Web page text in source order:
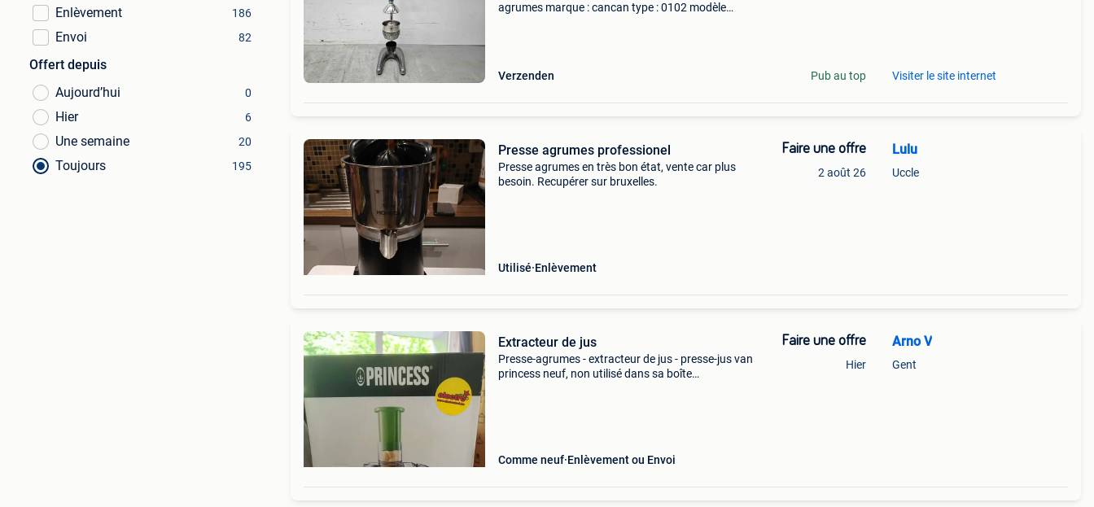
Enlèvement
186
Envoi 82
Offert depuis
Aujourd’hui
0
Hier 6
Une semaine 20
Toujours 195
agrumes marque : cancan type : 0102 modèle
Verzenden
Pub au top Visiter le site internet
Presse agrumes professionel
Presse agrumes en très bon état, vente car plus
besoin. Recupérer sur bruxelles.
Utilisé Enlèvement
Faire une offre
2 août 26
Lulu
Uccle
Extracteur de jus
Presse-agrumes - extracteur de jus - presse-jus van
princess neuf, non utilisé dans sa boîte
Comme neuf Enlèvement ou Envoi
Faire une offre
Hier
Arno V
Gent